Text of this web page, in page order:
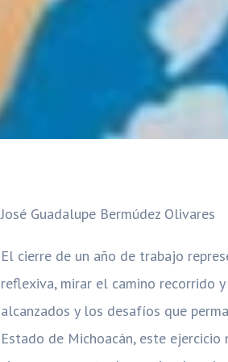
José Guadalupe Bermúdez Olivares
El cierre de un año de trabajo
reflexiva, mirar el camino recorrido
alcanzados y los desafíos que
Estado de Michoacán, este